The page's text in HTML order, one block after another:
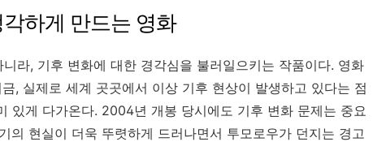
하게 만드는 영화
라, 기후 변화에 대한 경각심을 불러일으키는 작품이다. 영화
, 실제로 세계 곳곳에서 이상 기후 현상이 발생하고 있다는 점
있게 다가온다. 2004년 개봉 당시에도 기후 변화 문제는 중요
의 현실이 더욱 뚜렷하게 드러나면서 투모로우가 던지는 경고